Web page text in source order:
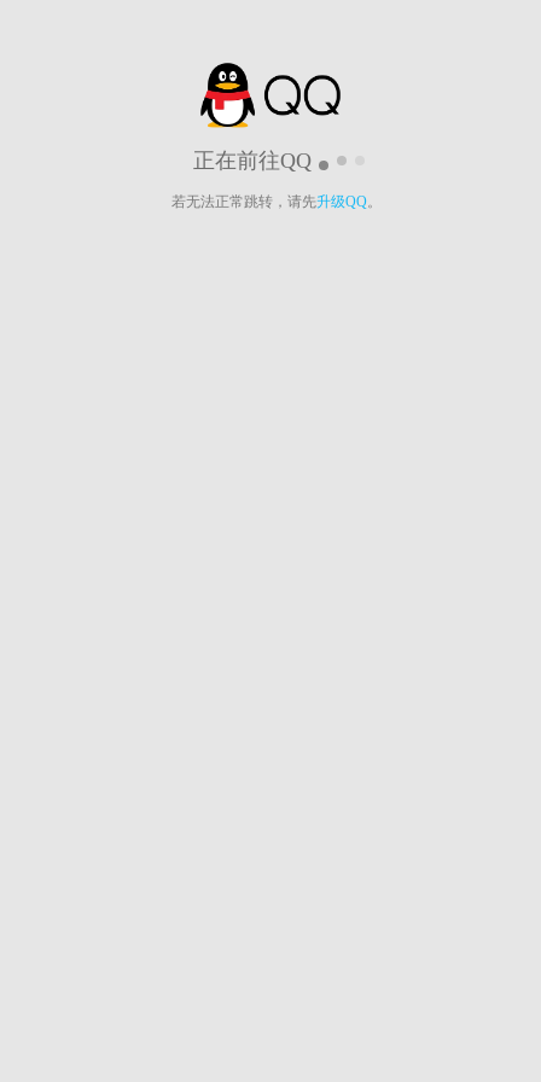
正在前往QQ
若无法正常跳转，请先升级QQ。